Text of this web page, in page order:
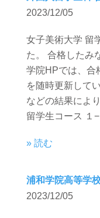
2023/12/05
女子美術大学 留
た。 合格したみ
学院HPでは、合
を随時更新して
などの結果によ
留学生コース １
» 読む
浦和学院高等学
2023/12/05